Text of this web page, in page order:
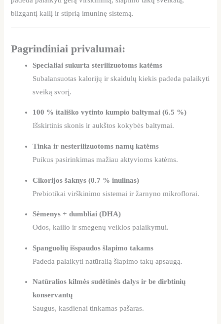
blizgantį kailį ir stiprią imuninę sistemą.
Pagrindiniai privalumai:
Specialiai sukurta sterilizuotoms katėms
Subalansuotas kalorijų ir skaidulų kiekis padeda palaikyti
sveiką svorį.
100 % itališko vytinto kumpio baltymai (6.5 %)
Išskirtinis skonis ir aukštos kokybės baltymai.
Tinka ir nesterilizuotoms namų katėms
Puikus pasirinkimas mažiau aktyvioms katėms.
Cikorijos šaknys (0.7 % inulinas)
Prebiotikai virškinimo sistemai ir žarnyno mikroflorai.
Sėmenys + dumbliai (DHA)
Odos, kailio ir smegenų veiklos palaikymui.
Spanguolių išspaudos šlapimo takams
Padeda palaikyti natūralią šlapimo takų apsaugą.
Natūralios kilmės sudėtinės dalys ir be dirbtinių
konservantų
Saugus, kasdienai tinkamas pašaras.